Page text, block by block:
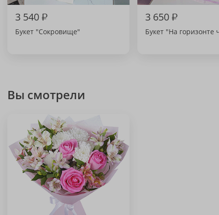
3 540₽
Букет "Сокровище"
3 650₽
Букет "На горизонте
Вы смотрели